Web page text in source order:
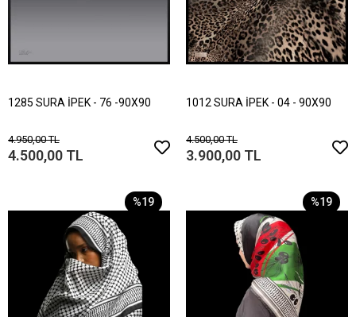
1285 SURA İPEK - 76 -90X90
4.950,00 TL
4.500,00 TL
1012 SURA İPEK - 04 - 90X90
4.500,00 TL
3.900,00 TL
%19 %19